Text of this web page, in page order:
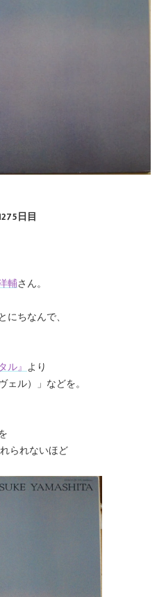
日目
輔さん。
ちなんで、
ル』より
ェル）」などを。
られないほど